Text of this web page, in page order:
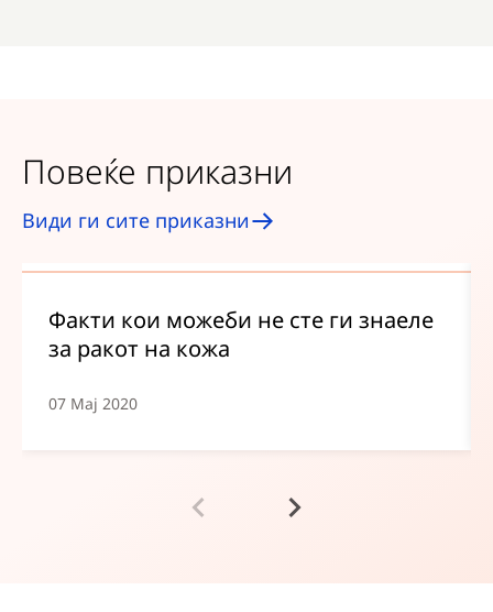
Повеќе приказни
Види ги сите приказни
Факти кои можеби не сте ги знаеле
за ракот на кожа
07 Мај 2020